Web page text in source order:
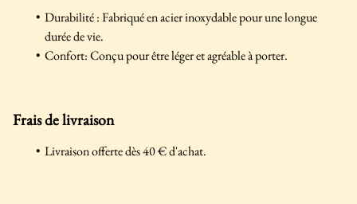
Durabilité : Fabriqué en acier inoxydable pour une longue
durée de vie.
Confort: Conçu pour être léger et agréable à porter.
Frais de livraison
Livraison offerte dès 40 € d'achat.